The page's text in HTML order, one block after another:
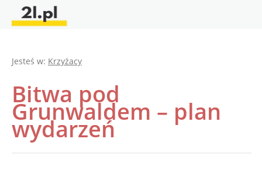
Jesteś w: Krzyżacy
Bitwa pod
Grunwaldem – plan
wydarzeń